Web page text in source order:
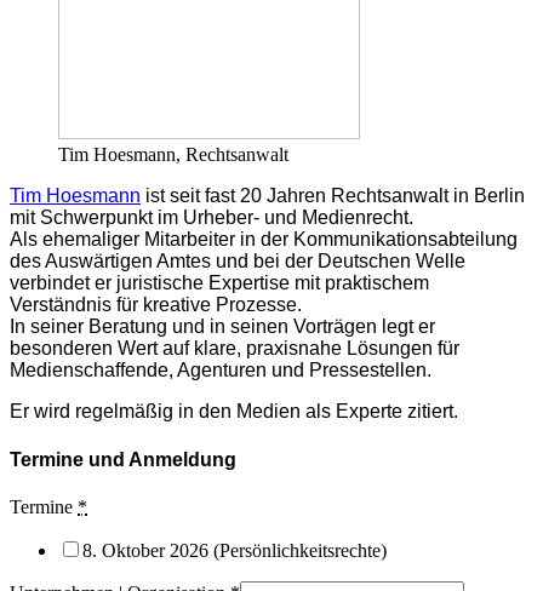
Tim Hoesmann, Rechtsanwalt
Tim Hoesmann ist seit fast 20 Jahren Rechtsanwalt in Berlin
mit Schwerpunkt im Urheber- und Medienrecht.
Als ehemaliger Mitarbeiter in der Kommunikationsabteilung
des Auswärtigen Amtes und bei der Deutschen Welle
verbindet er juristische Expertise mit praktischem
Verständnis für kreative Prozesse.
In seiner Beratung und in seinen Vorträgen legt er
besonderen Wert auf klare, praxisnahe Lösungen für
Medienschaffende, Agenturen und Pressestellen.
Er wird regelmäßig in den Medien als Experte zitiert.
Termine und Anmeldung
Termine *
8. Oktober 2026 (Persönlichkeitsrechte)